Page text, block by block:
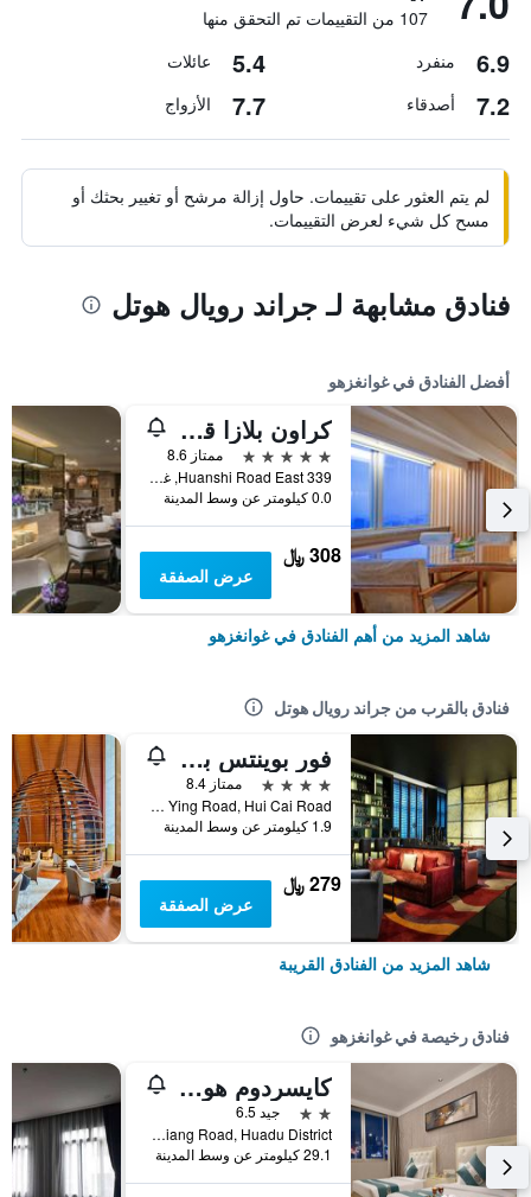
107 من التقييمات تم التحقق منها
6.9 منفرد 5.4 عائلات
7.2 أصدقاء 7.7 الأزواج
لم يتم العثور على تقييمات. حاول إزالة مرشح أو تغيير بحثك أو
مسح كل شيء لعرض التقييمات.
فنادق مشابهة لـ جراند رويال هوتل
أفضل الفنادق في غوانغزهو
كراون بلازا قوانغتشو سيتي سنتر، أحد الفنادق من مجموعة فنادق إنتركونتيننتال - سكاي لاين 63 بار للاستمتاع بإطلالة على مدينة قوانغتشو
5 نجوم
ممتاز 8.6
339 Huanshi Road East, غوانغزهو, الصين
0.0 كيلومتر عن وسط المدينة
308 ﷼
عرض الصفقة
شاهد المزيد من أهم الفنادق في غوانغزهو
فنادق بالقرب من جراند رويال هوتل
فور بوينتس باي شيراتون جوانجتشو فينانثيال سيتي، تيان
4 نجوم
ممتاز 8.4
No. 1 Jing Ying Road, Hui Cai Road, غوانغزهو, الصين
1.9 كيلومتر عن وسط المدينة
279 ﷼
عرض الصفقة
شاهد المزيد من الفنادق القريبة
فنادق رخيصة في غوانغزهو
كايسردوم هوتل أيربورت برانش
2 نجمتين
جيد 6.5
No. 2 Shunxiang Road, Huadu District, غوانغزهو, الصين
29.1 كيلومتر عن وسط المدينة